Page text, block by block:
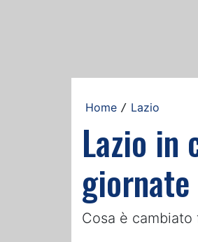
Home / Lazio
Lazio in
giornate
Cosa è